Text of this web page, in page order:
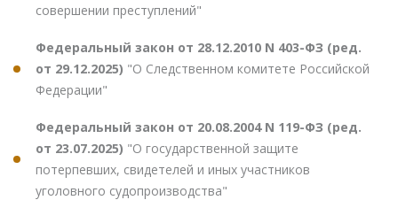
совершении преступлений"
Федеральный закон от 28.12.2010 N 403-ФЗ (ред.
от 29.12.2025) "О Следственном комитете Российской
Федерации"
Федеральный закон от 20.08.2004 N 119-ФЗ (ред.
от 23.07.2025) "О государственной защите
потерпевших, свидетелей и иных участников
уголовного судопроизводства"